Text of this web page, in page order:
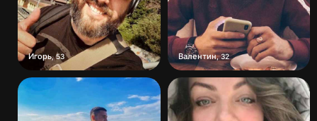
Игорь,53 Валентин,32